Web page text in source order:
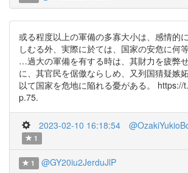
或る程度以上の軍備の多寡大小は、感情的
しむる外、実際に於ては、国家の安危に何
…過大の軍備を有する時は、其財力を疲弊
に、其官民を倨傲ならしめ、又列国猜疑嫉
以て国家を危地に陥れる憂がある。 https://
p.75.
2023-02-10 16:18:54
1
1 @GY20iu2JerduJlP